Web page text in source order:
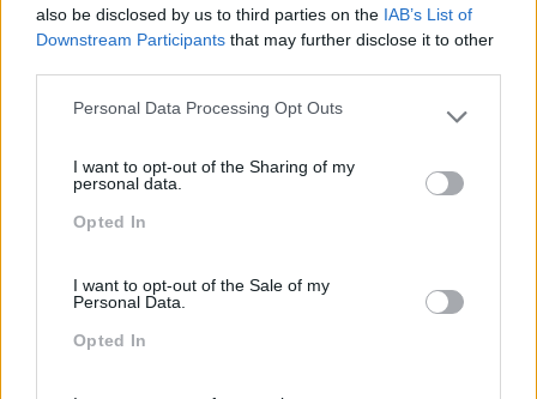
also be disclosed by us to third parties on the IAB’s List of
Downstream Participants that may further disclose it to other
Please note that this website/app uses one or more Google
not limited to your visit or usage behaviour. You may click to
grant or deny consent to Google and its third-party tags to
use your data for below specified purposes in below Google
Personal Data Processing Opt Outs
I want to opt-out of the Sharing of my
personal data.
Opted In
I want to opt-out of the Sale of my
Personal Data.
Opted In
Expo RH
Inglês
Liderança
Mudança